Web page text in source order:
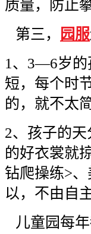
质量，防止
第三，
园服
1 、 3—6岁
短，每个时
的，就不太
2、 孩子的
的好衣裳就
钻爬操练>、
以，不由自
儿童园每